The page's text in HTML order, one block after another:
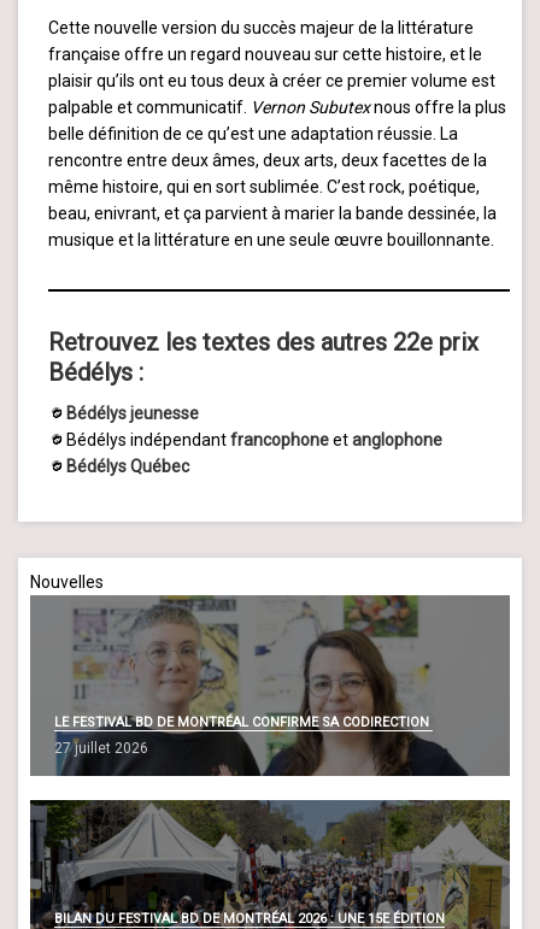
Cette nouvelle version du succès majeur de la littérature
française offre un regard nouveau sur cette histoire, et le
plaisir qu’ils ont eu tous deux à créer ce premier volume est
palpable et communicatif. Vernon Subutexnous offre la plus
belle définition de ce qu’est une adaptation réussie. La
rencontre entre deux âmes, deux arts, deux facettes de la
même histoire, qui en sort sublimée. C’est rock, poétique,
beau, enivrant, et ça parvient à marier la bande dessinée, la
musique et la littérature en une seule œuvre bouillonnante.
Retrouvez les textes des autres 22e prix
Bédélys :
Bédélys jeunesse
Bédélys indépendantfrancophoneetanglophone
Bédélys Québec
Nouvelles
LE FESTIVAL BD DE MONTRÉAL CONFIRME SA CODIRECTION
27 juillet 2026
BILAN DU FESTIVAL BD DE MONTRÉAL 2026 : UNE 15E ÉDITION